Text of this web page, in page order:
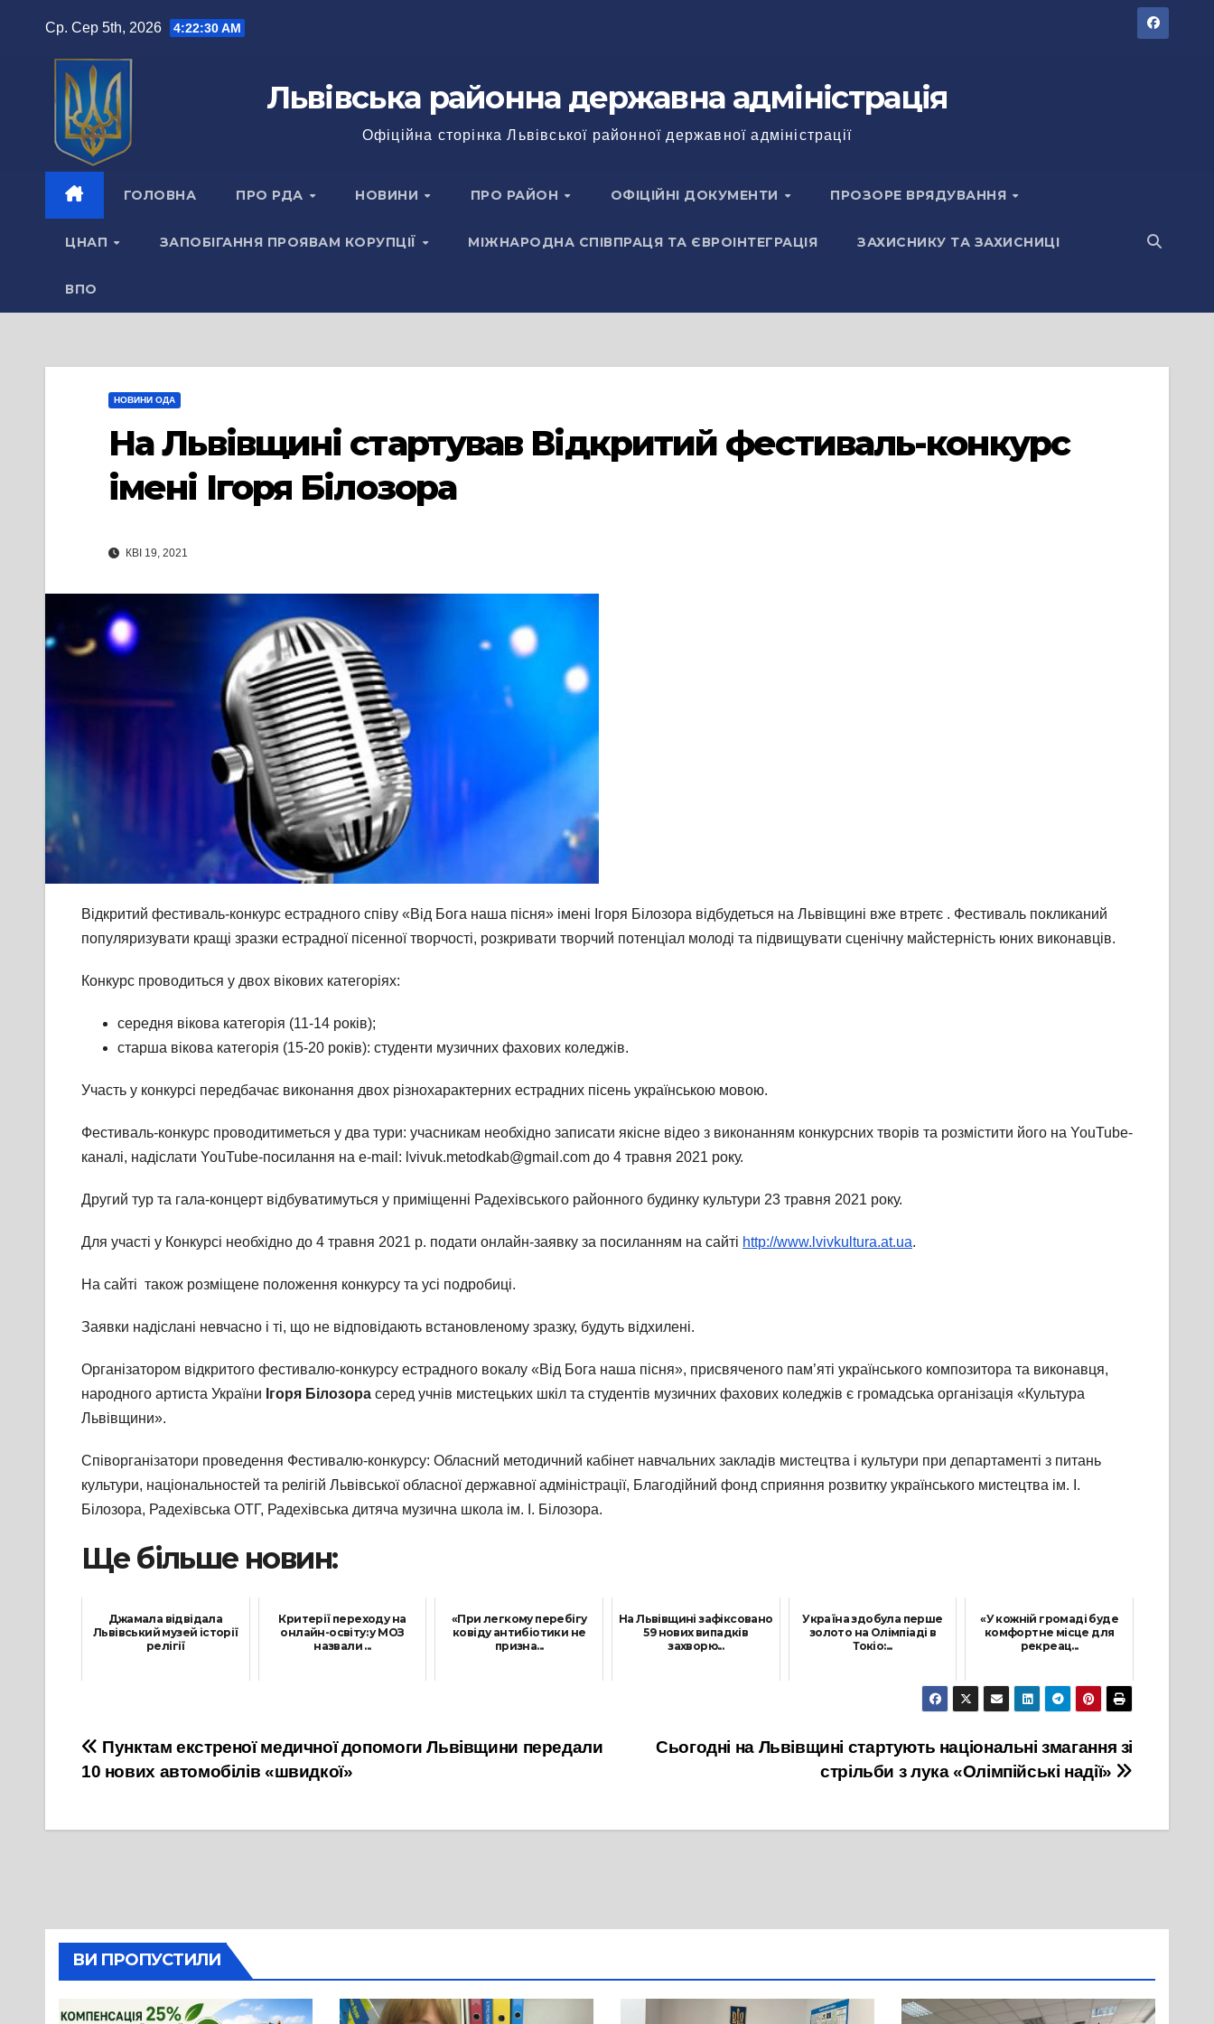
Ср. Сер 5th, 2026 4:22:31 AM
Львівська районна державна адміністрація
Офіційна сторінка Львівської районної державної адміністрації
ГОЛОВНА ПРО РДА НОВИНИ ПРО РАЙОН ОФІЦІЙНІ ДОКУМЕНТИ ПРОЗОРЕ ВРЯДУВАННЯ
ЦНАП ЗАПОБІГАННЯ ПРОЯВАМ КОРУПЦІЇ МІЖНАРОДНА СПІВПРАЦЯ ТА ЄВРОІНТЕГРАЦІЯ ЗАХИСНИКУ ТА ЗАХИСНИЦІ
ВПО
НОВИНИ ОДА
На Львівщині стартував Відкритий фестиваль-конкурс
імені Ігоря Білозора
КВІ 19, 2021
Відкритий фестиваль-конкурс естрадного співу «Від Бога наша пісня» імені Ігоря Білозора відбудеться на Львівщині вже втретє . Фестиваль покликаний
популяризувати кращі зразки естрадної пісенної творчості, розкривати творчий потенціал молоді та підвищувати сценічну майстерність юних виконавців.
Конкурс проводиться у двох вікових категоріях:
середня вікова категорія (11-14 років);
старша вікова категорія (15-20 років): студенти музичних фахових коледжів.
Участь у конкурсі передбачає виконання двох різнохарактерних естрадних пісень українською мовою.
Фестиваль-конкурс проводитиметься у два тури: учасникам необхідно записати якісне відео з виконанням конкурсних творів та розмістити його на YouTube-
каналі, надіслати YouTube-посилання на e-mail: lvivuk.metodkab@gmail.com до 4 травня 2021 року.
Другий тур та гала-концерт відбуватимуться у приміщенні Радехівського районного будинку культури 23 травня 2021 року.
Для участі у Конкурсі необхідно до 4 травня 2021 р. подати онлайн-заявку за посиланням на сайті http://www.lvivkultura.at.ua.
На сайті також розміщене положення конкурсу та усі подробиці.
Заявки надіслані невчасно і ті, що не відповідають встановленому зразку, будуть відхилені.
Організатором відкритого фестивалю-конкурсу естрадного вокалу «Від Бога наша пісня», присвяченого пам’яті українського композитора та виконавця,
народного артиста України Ігоря Білозора серед учнів мистецьких шкіл та студентів музичних фахових коледжів є громадська організація «Культура
Львівщини».
Співорганізатори проведення Фестивалю-конкурсу: Обласний методичний кабінет навчальних закладів мистецтва і культури при департаменті з питань
культури, національностей та релігій Львівської обласної державної адміністрації, Благодійний фонд сприяння розвитку українського мистецтва ім. І.
Білозора, Радехівська ОТГ, Радехівська дитяча музична школа ім. І. Білозора.
Ще більше новин:
Джамала відвідала
Львівський музей історії
релігії
Критерії переходу на
онлайн-освіту: у МОЗ
назвали ...
«При легкому перебігу
ковіду антибіотики не
призна...
На Львівщині зафіксовано
59 нових випадків
захворю...
Україна здобула перше
золото на Олімпіаді в
Токіо:...
«У кожній громаді буде
комфортне місце для
рекреац...
22 Листопада, 2021
Навігація
Сьогодні на Львівщині стартують національні змагання зі
стрільби з лука «Олімпійські надії»
Пунктам екстреної медичної допомоги Львівщини передали
10 нових автомобілів «швидкої»
ВИ ПРОПУСТИЛИ